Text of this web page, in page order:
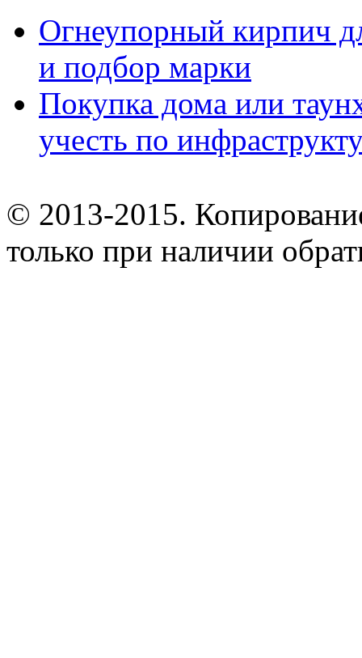
Огнеупорный кирпич
и подбор марки
Покупка дома или
учесть по
© 2013-2015.
только при наличии